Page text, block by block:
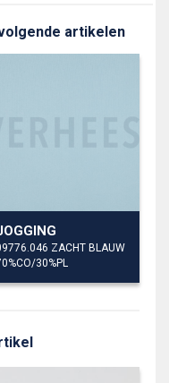
artikelen
ZACHT BLAUW
30%PL